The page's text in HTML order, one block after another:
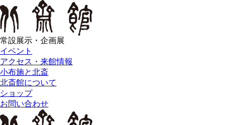
常設展示・企画展
イベント
アクセス・来館情報
小布施と北斎
北斎館について
ショップ
お問い合わせ